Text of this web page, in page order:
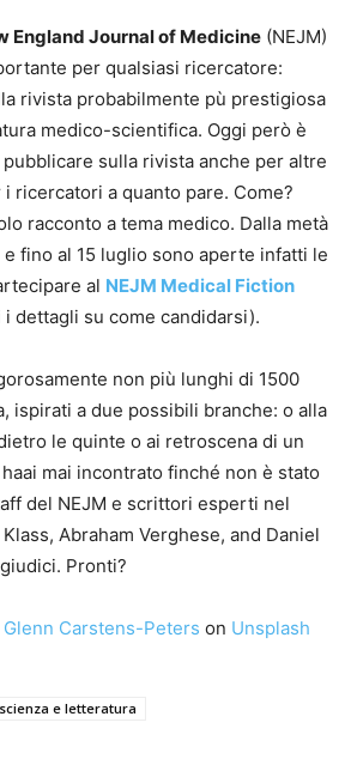
England Journal of Medicine (NEJM)
per qualsiasi ricercatore:
rivista probabilmente pù prestigiosa
medico-scientifica. Oggi però è
sulla rivista anche per altre
ricercatori a quanto pare. Come?
racconto a tema medico. Dalla metà
fino al 15 luglio sono aperte infatti le
al NEJM Medical Fiction
i dettagli su come candidarsi).
non più lunghi di 1500
ispirati a due possibili branche: o alla
le quinte o ai retroscena di un
mai incontrato finché non è stato
del NEJM e scrittori esperti nel
Abraham Verghese, and Daniel
Pronti?
Glenn Carstens-Peters on Unsplash
scienza e letteratura